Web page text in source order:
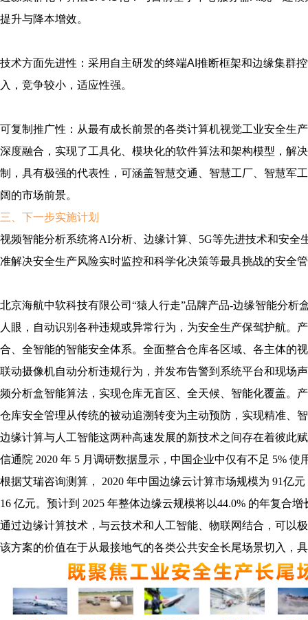
提升与降本增效。
技术方面先进性：采用自主研发的终端AI推断框架和边缘集群
入，竞争较小，适应性强。
可复制推广性：从最有成长前景的各类计算机视觉工业安全生
深度融合，实现了工具化、模块化的软件算法和架构模型，解
制，具有极强的代表性，可涵盖智慧交通、智慧工厂、智慧军
阔的市场前景。
三、下一步实施计划
视频智能分析系统将AI分析、边缘计算、5G等先进技术和安
准解决安全生产风险实时监控和科学化决策等最具挑战的安全
北京海航中软科技有限公司“猿人行走”品牌产品-边缘智能分
人眼，自动识别各种违规或异常行为，为安全生产保驾护航。
合、全智能的智能安全体系。全面整合仓库各区域、各主体的
联动摄像机自动分析违规行为，并发布告警到系统平台和现场
频分析盒智能算法，实现仓库无盲区、全天候、智能化覆盖。
仓库安全管理从传统的被动追溯转变为主动预防，实现精准、
边缘计算与人工智能这两种高速发展的新技术之间存在着彼此
信通院 2020 年 5 月调研数据显示，中国企业中仅有不足 5%
根据艾瑞咨询测算， 2020 年中国边缘云计算市场规模为 91亿
16 亿元。预计到 2025 年整体边缘云规模将以44.0% 的年复合增
通过边缘计算技术，与云技术和人工智能、物联网结合，可以
该方案的价值在于从最接地气的各类公共安全长尾场景切入，